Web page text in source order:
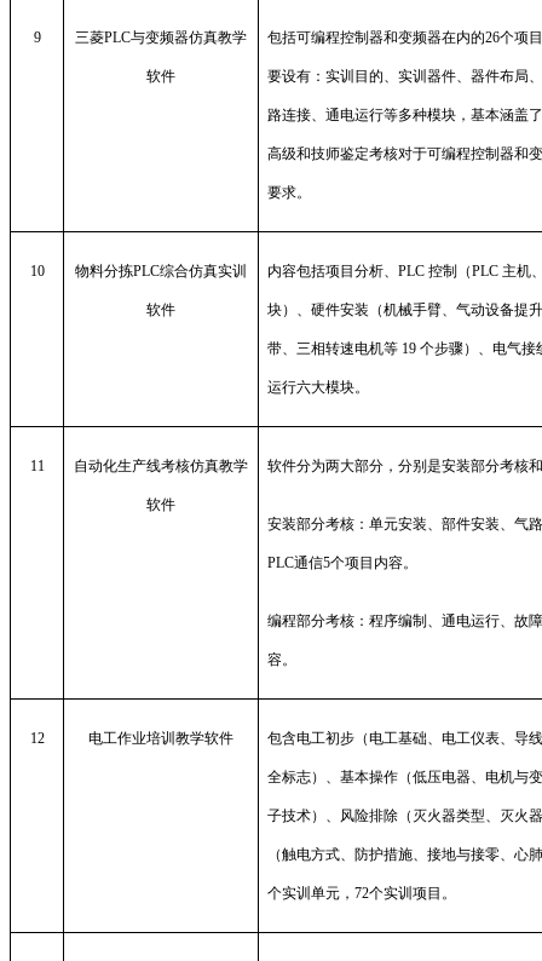
9 三菱PLC与变频器仿真教学
软件
包括可编程控制器和变频器在内的26个项
要设有：实训目的、实训器件、器件布局
路连接、通电运行等多种模块，基本涵盖
高级和技师鉴定考核对于可编程控制器和
要求。
10 物料分拣PLC综合仿真实训
软件
内容包括项目分析、PLC控制（PLC 主机
块）、硬件安装（机械手臂、气动设备提
带、三相转速电机等 19个步骤）、电气接
运行六大模块。
11 自动化生产线考核仿真教学
软件
软件分为两大部分，分别是安装部分考核
安装部分考核：单元安装、部件安装、气
PLC通信5个项目内容。
编程部分考核：程序编制、通电运行、故
容。
12 电工作业培训教学软件 包含电工初步（电工基础、电工仪表、导
全标志）、基本操作（低压电器、电机与
子技术）、风险排除（灭火器类型、灭火
（触电方式、防护措施、接地与接零、心
个实训单元，72个实训项目。